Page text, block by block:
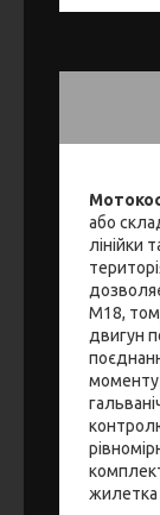
або
лінійки
М18,
двигун
моменту
жилетка